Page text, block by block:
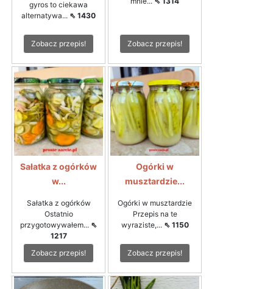
gyros to ciekawa
alternatywa... ⇖ 1430
Zobacz przepis! Zobacz przepis!
Sałatka z ogórków
w...
Sałatka z ogórków
Ostatnio
przygotowywałem... ⇖
1217
Zobacz przepis!
Ogórki w
musztardzie...
Ogórki w musztardzie
Przepis na te
wyraziste,... ⇖ 1150
Zobacz przepis!